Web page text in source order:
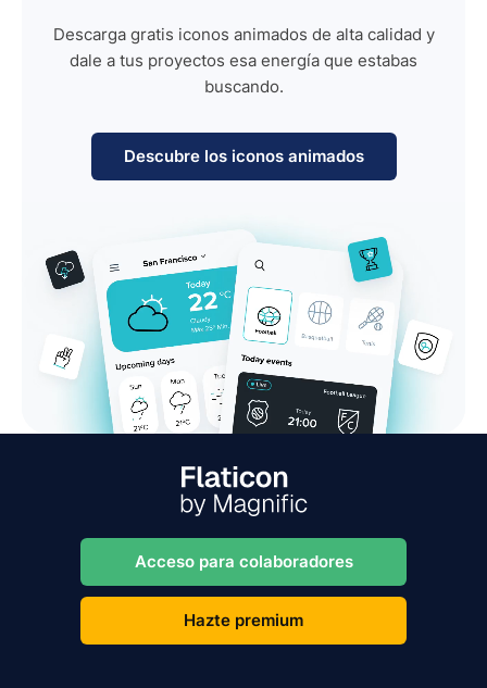
Descarga gratis iconos animados de alta calidad y
dale a tus proyectos esa energía que estabas
buscando.
Descubre los iconos animados
Acceso para colaboradores
Hazte premium